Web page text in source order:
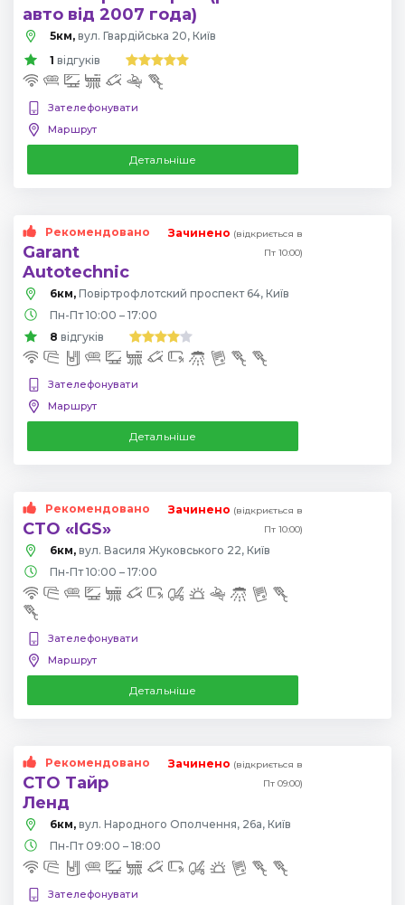
авто від 2007 года)
5км, вул. Гвардійська 20, Київ
1 відгуків
Зателефонувати
Маршрут
Детальніше
Рекомендовано
Garant
Autotechnic
Зачинено (відкриється в
Пт 10:00)
6км,
Повіртрофлотский проспект 64, Київ
Пн-Пт 10:00 – 17:00
8 відгуків
Зателефонувати
Маршрут
Детальніше
Рекомендовано
СТО «IGS»
Зачинено (відкриється в
Пт 10:00)
6км, вул. Василя Жуковського 22, Київ
Пн-Пт 10:00 – 17:00
Зателефонувати
Маршрут
Детальніше
Рекомендовано
СТО Тайр
Ленд
Зачинено (відкриється в
Пт 09:00)
6км, вул. Народного Ополчення, 26а, Київ
Пн-Пт 09:00 – 18:00
Зателефонувати